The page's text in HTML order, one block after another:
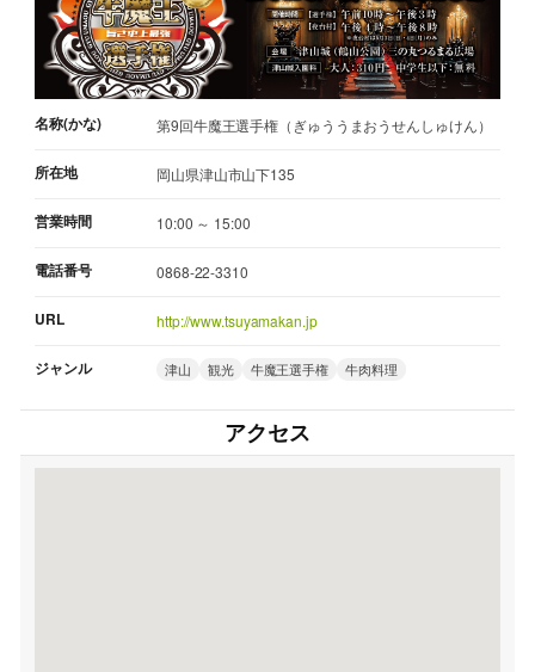
名称(かな) 第9回牛魔王選手権（ぎゅううまおうせんしゅけん）
所在地 岡山県津山市山下135
営業時間 10:00 ～ 15:00
電話番号 0868-22-3310
URL http://www.tsuyamakan.jp
ジャンル 津山 観光 牛魔王選手権 牛肉料理
アクセス